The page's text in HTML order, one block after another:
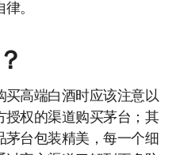
。
买高端白酒时应该注意以
授权的渠道购买茅台；其
台包装精美，每一个细